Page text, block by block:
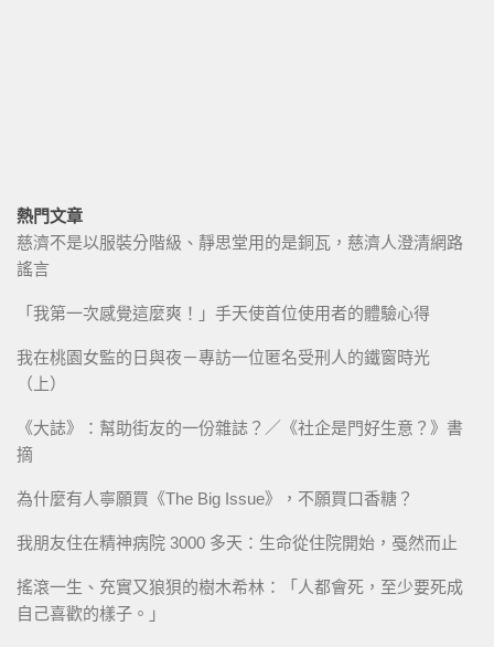
熱門文章
慈濟不是以服裝分階級、靜思堂用的是銅瓦，慈濟人澄清網路
謠言
「我第一次感覺這麼爽！」手天使首位使用者的體驗心得
我在桃園女監的日與夜－專訪一位匿名受刑人的鐵窗時光
（上）
《大誌》：幫助街友的一份雜誌？／《社企是門好生意？》書
摘
為什麼有人寧願買《The Big Issue》，不願買口香糖？
我朋友住在精神病院 3000 多天：生命從住院開始，戞然而止
搖滾一生、充實又狼狽的樹木希林：「人都會死，至少要死成
自己喜歡的樣子。」